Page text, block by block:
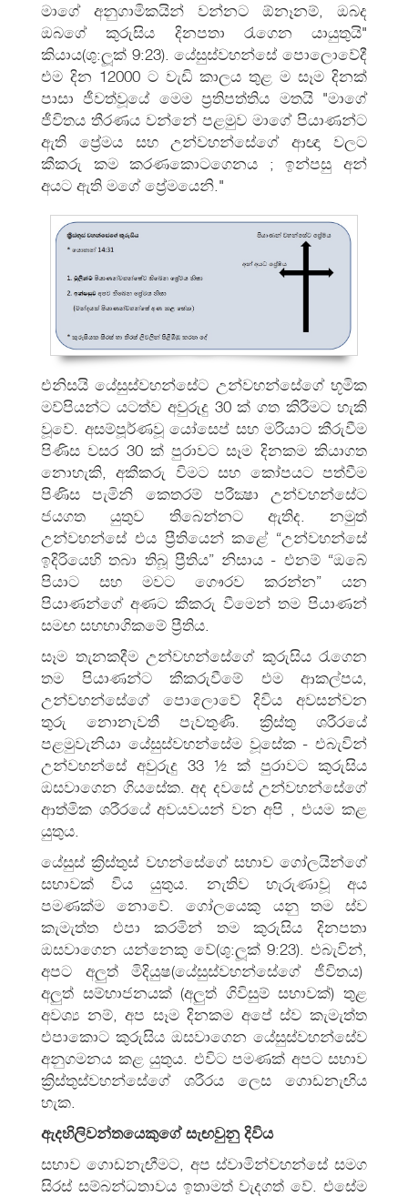
මාගේ අනුගාමිකයින් වන්නට ඕනෑනම්, ඔබද
ඔබගේ කුරුසිය දිනපතා රැගෙන යායුතුයි"
කියාය(ශු:ලූක් 9:23). යේසුස්වහන්සේ පොලොවේදී
එම දින 12000 ට වැඩි කාලය තුළ ම සෑම දිනක්
පාසා ජීවත්වූයේ මෙම ප්‍රතිපත්තිය මතයි "මාගේ
ජීවිතය තීරණය වන්නේ පළමුව මාගේ පියාණන්ට
ඇති ප්‍රේමය සහ උන්වහන්සේගේ ආඥා වලට
කීකරු කම කරණකොටගෙනය ; ඉන්පසු අන්
අයට ඇති මගේ ප්‍රේමයෙනි."
එනිසයි යේසුස්වහන්සේට උන්වහන්සේගේ භූමික
මව්පියන්ට යටත්ව අවුරුදු 30 ක් ගත කිරීමට හැකි
වූවේ. අසම්පූර්ණවූ යෝසෙප් සහ මරියාට කීරුවීම
පිණිස වසර 30 ක් පුරාවට සෑම දිනකම කියාගත
නොහැකි, අකීකරු විමට සහ කෝපයට පත්වීම
පිණිස පැමිනි කෙතරම් පරීක්‍ෂා උන්වහන්සේට
ජයගත යුතුව තිබෙන්නට ඇතිද. නමුත්
උන්වහන්සේ එය ප්‍රීතියෙන් කළේ “උන්වහන්සේ
ඉදිරියෙහි තබා තිබූ ප්‍රීතිය” නිසාය - එනම් “ඔබේ
පියාට සහ මවට ගෞරව කරන්න” යන
පියාණන්ගේ අණට කීකරු වීමෙන් තම පියාණන්
සමඟ සහභාගිකමේ ප්‍රීතිය.
සෑම තැනකදීම උන්වහන්සේගේ කුරුසිය රැගෙන
තම පියාණන්ට කීකරුවීමේ එම ආකල්පය,
උන්වහන්සේගේ පොලොවේ දිවිය අවසන්වන
තුරු නොනැවතී පැවතුණි. ක්‍රිස්තු ශරීරයේ
පළමුවැනියා යේසුස්වහන්සේම වූසේක - එබැවින්
උන්වහන්සේ අවුරුදු 33 ½ ක් පුරාවට කුරුසිය
ඔසවාගෙන ගියසේක. අද දවසේ උන්වහන්සේගේ
ආත්මික ශරීරයේ අවයවයන් වන අපි , එයම කළ
යුතුය.
යේසුස් ක්‍රිස්තුස් වහන්සේගේ සභාව ගෝලයින්ගේ
සභාවක් විය යුතුය. නැතිව හැරුණාවූ අය
පමණක්ම නොවේ. ගෝලයෙකු යනු තම ස්ව
කැමැත්ත එපා කරමින් තම කුරුසිය දිනපතා
ඔසවාගෙන යන්නෙකු වේ(ශු:ලූක් 9:23). එබැවින්,
අපට අලුත් මිදියුෂ(යේසුස්වහන්සේගේ ජීවිතය)
අලුත් සම්භාජනයක් (අලුත් ගිවිසුම් සභාවක්) තුළ
අවශ්‍ය නම්, අප සෑම දිනකම අපේ ස්ව කැමැත්ත
එපාකොට කුරුසිය ඔසවාගෙන යේසුස්වහන්සේව
අනුගමනය කළ යුතුය. එවිට පමණක් අපට සභාව
ක්‍රිස්තුස්වහන්සේගේ ශරීරය ලෙස ගොඩනැඟිය
හැක.
ඇදහිලිවන්තයෙකුගේ සැඟවුනු දිවිය
සභාව ගොඩනැඟීමට, අප ස්වාමින්වහන්සේ සමග
සිරස් සම්බන්‍ධතාවය ඉතාමත් වැදගත් වේ. එසේම